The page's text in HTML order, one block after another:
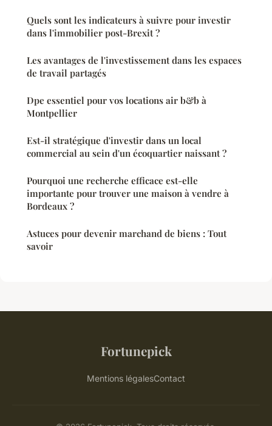
Quels sont les indicateurs à suivre pour investir
dans l'immobilier post-Brexit ?
Les avantages de l'investissement dans les espaces
de travail partagés
Dpe essentiel pour vos locations air b&b à
Montpellier
Est-il stratégique d'investir dans un local
commercial au sein d'un écoquartier naissant ?
Pourquoi une recherche efficace est-elle
importante pour trouver une maison à vendre à
Bordeaux ?
Astuces pour devenir marchand de biens : Tout
savoir
Fortunepick
Mentions légalesContact